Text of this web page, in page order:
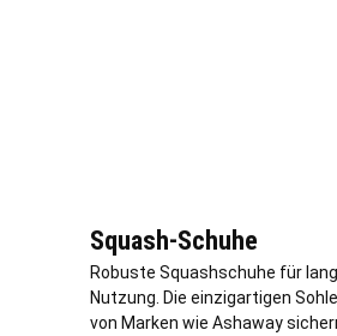
Squash-Schuhe
Robuste Squashschuhe für
Nutzung. Die einzigartigen
von Marken wie Ashaway